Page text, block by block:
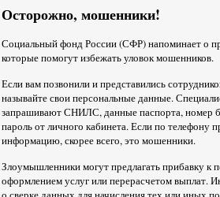
Осторожно, мошенники!
Социальный фонд России (СФР) напоминает о
которые помогут избежать уловок мошенников.
Если вам позвонили и представились
называйте свои персональные данные.
запрашивают СНИЛС, данные паспорта, номер
пароль от личного кабинета. Если по телефону
информацию, скорее всего, это мошенники.
Злоумышленники могут предлагать прибавку
оформлением услуг или перерасчетом выплат.